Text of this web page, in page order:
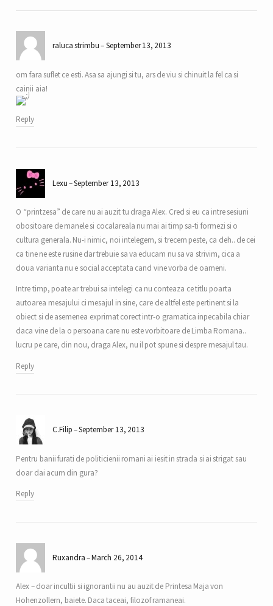
raluca strimbu September 13, 2013
om fara suflet ce esti. Asa sa ajungi si tu, ars de viu si chinuit la fel ca si
cainii aia!
Reply
Lexu September 13, 2013
O “printzesa” de care nu ai auzit tu draga Alex. Cred si eu ca intre sesiuni
obositoare de manele si cocalareala nu mai ai timp sa-ti formezi si o
cultura generala. Nu-i nimic, noi intelegem, si trecem peste, ca deh.. de cei
ca tine ne este rusine dar trebuie sa va educam nu sa va strivim, cica a
doua varianta nu e social acceptata cand vine vorba de oameni.
Intre timp, poate ar trebui sa intelegi ca nu conteaza ce titlu poarta
autoarea mesajului ci mesajul in sine, care de altfel este pertinent si la
obiect si de asemenea exprimat corect intr-o gramatica inpecabila chiar
daca vine de la o persoana care nu este vorbitoare de Limba Romana..
lucru pe care, din nou, draga Alex, nu il pot spune si despre mesajul tau.
Reply
C.Filip September 13, 2013
Pentru banii furati de politicienii romani ai iesit in strada si ai strigat sau
doar dai acum din gura?
Reply
Ruxandra March 26, 2014
Alex – doar incultii si ignorantii nu au auzit de Printesa Maja von
Hohenzollern, baiete. Daca taceai, filozof ramaneai.